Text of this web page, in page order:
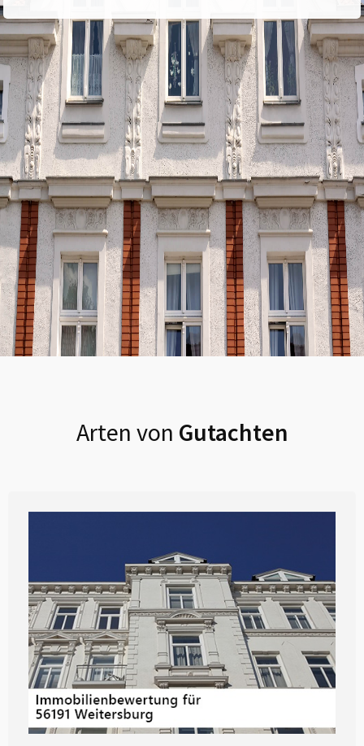
Arten von Gutachten